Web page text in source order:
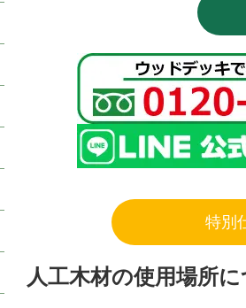
特別
人工木材の使用場所